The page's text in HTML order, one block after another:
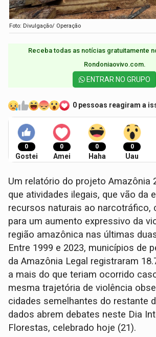
Foto: Divulgação/ Operação
Receba todas as notícias gratuitamente
Rondoniaovivo.com.​
ENTRAR NO GRUPO
0 pessoas reagiram a
0
Gostei
0
Amei
0
Haha
0
Uau
Um relatório do projeto Amazônia
que atividades ilegais, que vão da
recursos naturais ao narcotráfico,
para um aumento expressivo da
região amazônica nas últimas
Entre 1999 e 2023, municípios de
da Amazônia Legal registraram
a mais do que teriam ocorrido
mesma trajetória de violência
cidades semelhantes do restante
dados abrem debates neste Dia
Florestas, celebrado hoje (21).